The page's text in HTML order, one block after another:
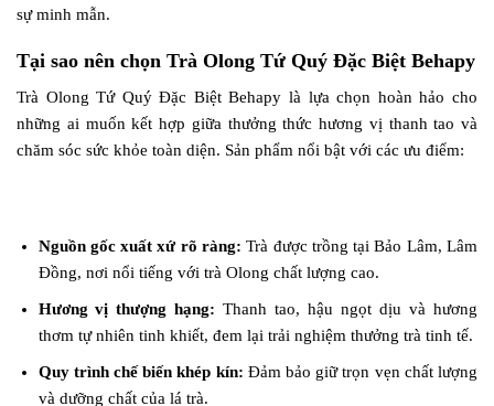
sự minh mẫn.
Tại sao nên chọn Trà Olong Tứ Quý Đặc Biệt Behapy
Trà Olong Tứ Quý Đặc Biệt Behapy là lựa chọn hoàn hảo cho
những ai muốn kết hợp giữa thưởng thức hương vị thanh tao và
chăm sóc sức khỏe toàn diện. Sản phẩm nổi bật với các ưu điểm:
Nguồn gốc xuất xứ rõ ràng: Trà được trồng tại Bảo Lâm, Lâm
Đồng, nơi nổi tiếng với trà Olong chất lượng cao.
Hương vị thượng hạng: Thanh tao, hậu ngọt dịu và hương
thơm tự nhiên tinh khiết, đem lại trải nghiệm thưởng trà tinh tế.
Quy trình chế biến khép kín: Đảm bảo giữ trọn vẹn chất lượng
và dưỡng chất của lá trà.